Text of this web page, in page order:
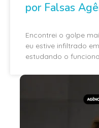
por Falsas
Encontrei o golpe
eu estive infiltrado
estudando o